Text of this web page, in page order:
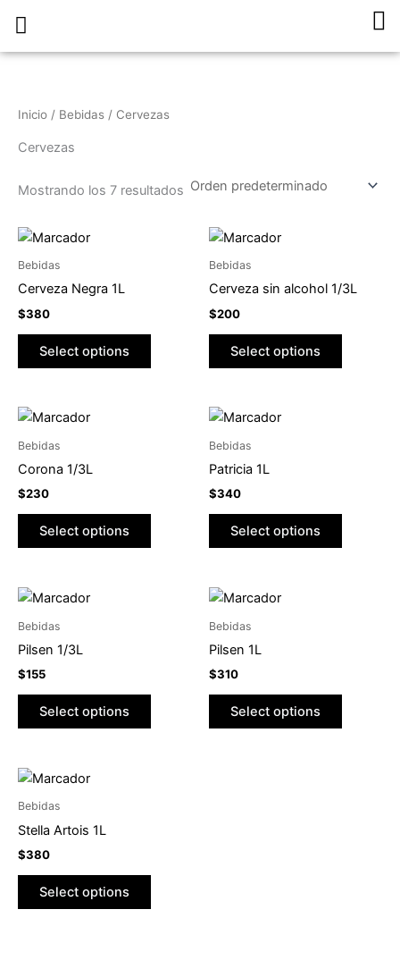
contenido
Inicio / Bebidas / Cervezas
Cervezas
Mostrando los 7 resultados
Bebidas
Cerveza Negra 1L
$380
Select options
Bebidas
Cerveza sin alcohol 1/3L
$200
Select options
Bebidas
Corona 1/3L
$230
Select options
Bebidas
Patricia 1L
$340
Select options
Bebidas
Pilsen 1/3L
$155
Select options
Bebidas
Pilsen 1L
$310
Select options
Bebidas
Stella Artois 1L
$380
Select options